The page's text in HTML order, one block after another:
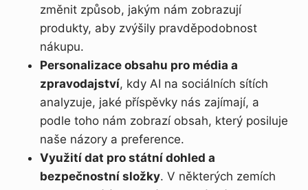
změnit způsob, jakým nám zobrazují
produkty, aby zvýšily pravděpodobnost
nákupu.
Personalizace obsahu pro média a
zpravodajství, kdy AI na sociálních sítích
analyzuje, jaké příspěvky nás zajímají, a
podle toho nám zobrazí obsah, který posiluje
naše názory a preference.
Využití dat pro státní dohled a
bezpečnostní složky. V některých zemích